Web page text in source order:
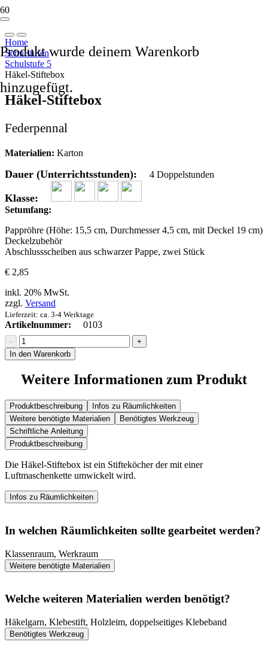
Produktwurde deinem Warenkorb
hinzugefügt.
Home
Schulstufen
Schulstufe 5
Häkel-Stiftebox
Häkel-Stiftebox
Federpennal
Materialien: Karton
Dauer (Unterrichtsstunden): 4 Doppelstunden
Klasse:
Setumfang:
Pappröhre (Höhe: 15,5 cm, Durchmesser 4,5 cm, mit Deckel 19 cm)
Deckelzubehör
Abschlussscheiben aus schwarzer Pappe, zwei Stück
€ 2,85
inkl. 20% MwSt.
zzgl. Versand
Lieferzeit: ca. 3-4 Werktage
Artikelnummer:
0103
Häkel-
Stiftebox
Menge
In den Warenkorb
Weitere Informationen zum Produkt
Produktbeschreibung
Infos zu Räumlichkeiten
Weitere benötigte Materialien
Benötigtes Werkzeug
Schriftliche Anleitung
Produktbeschreibung
Die Häkel-Stiftebox ist ein Stifteköcher der mit einer
Luftmaschenkette umwickelt wird.
Infos zu Räumlichkeiten
In welchen Räumlichkeiten sollte gearbeitet werden?
Klassenraum, Werkraum
Weitere benötigte Materialien
Welche weiteren Materialien werden benötigt?
Häkelgarn, Klebestift, Holzleim, doppelseitiges Klebeband
Benötigtes Werkzeug